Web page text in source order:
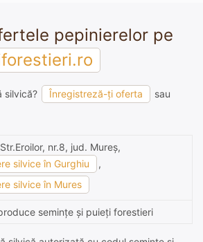
pepinierelor pe
silvică? Înregistreză-ți oferta
sau
nr.8, jud. Mureş,
silvice în Gurghiu
,
silvice în Mures
semințe și puieți forestieri